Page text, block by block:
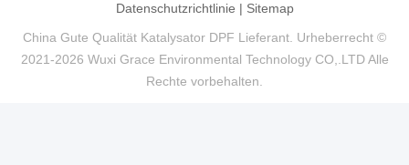
Datenschutzrichtlinie | Sitemap
China Gute Qualität Katalysator DPF Lieferant. Urheberrecht ©
2021-2026 Wuxi Grace Environmental Technology CO,.LTD Alle
Rechte vorbehalten.